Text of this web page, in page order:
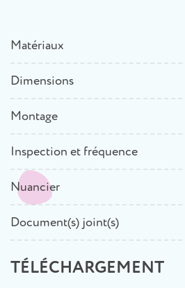
Matériaux
Dimensions
Montage
Inspection et fréquence
Nuancier
Document(s) joint(s)
TÉLÉCHARGEMENT